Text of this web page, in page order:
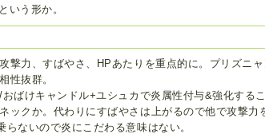
いう形か。
撃力、すばやさ、HPあたりを重点的に。プリズニ
性抜群。
ばけキャンドル+ユシュカで炎属性付与&強化する
ックか。代わりにすばやさは上がるので他で攻撃力
ないので炎にこだわる意味はない。